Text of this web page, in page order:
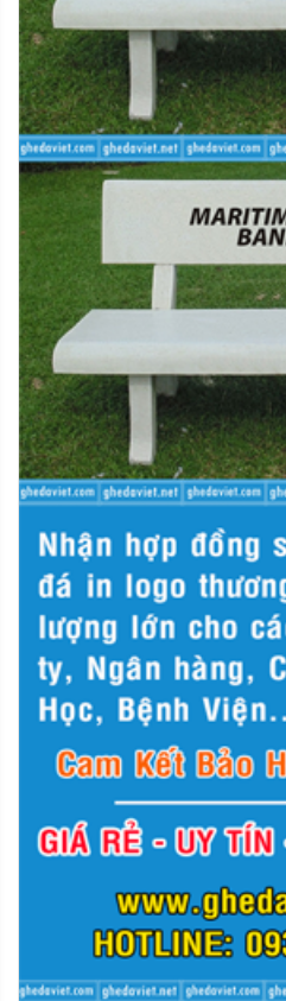
vào tài khoản thanh toán của
- Hoàn tiền mặt trực tiếp tại văn
Mọi chi tiết hoặc thắc mắc quý
chúng tôi qua số điện thoại
tại website. Xin chân thành